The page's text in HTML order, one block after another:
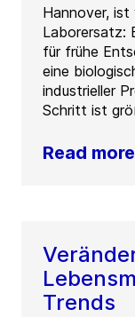
Hannover,
Laborersatz:
für frühe
eine
industrieller
Schritt ist
Read more
Trends